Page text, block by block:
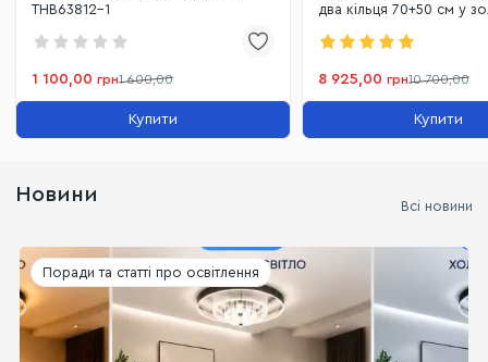
THB63812-1
1 100,00 грн1 600,00
Купити
два кільця 70+50 см у
8 925,00 грн10 700,00
Купити
Новини
Всі новини
Поради та статті про освітлення